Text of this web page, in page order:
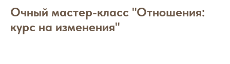
Очный мастер-класс "Отношения:
курс на изменения"